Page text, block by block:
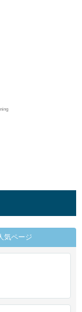
気ページ